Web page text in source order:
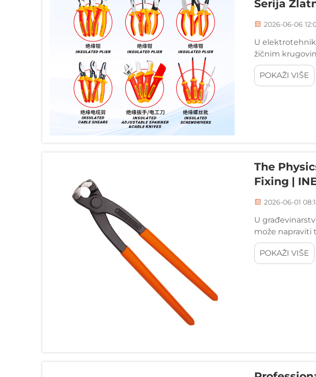
Serija
2026-06-06
U
žičnim
Zhangjiagang
POKAŽI VIŠE
The
Fixing |
2026-06-01
U
može napraviti
proveli 23
POKAŽI VIŠE